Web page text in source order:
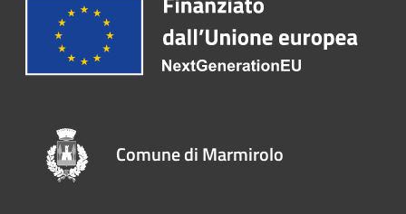
Comune di Marmirolo